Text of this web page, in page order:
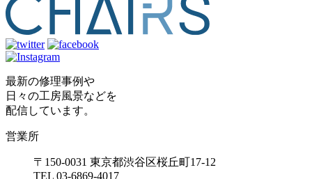
最新の修理事例や
日々の工房風景などを
配信しています。
営業所
〒150-0031 東京都渋谷区桜丘町17-12
TEL 03-6869-4017